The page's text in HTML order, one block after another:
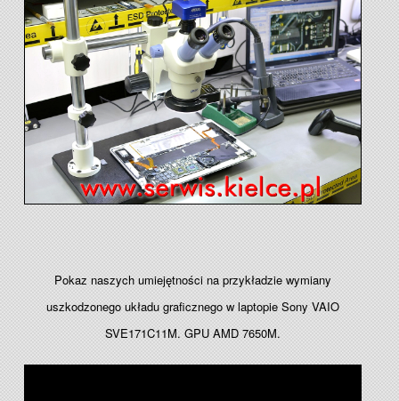
Pokaz naszych umiejętności na przykładzie wymiany
uszkodzonego układu graficznego w laptopie Sony VAIO
SVE171C11M. GPU AMD 7650M.